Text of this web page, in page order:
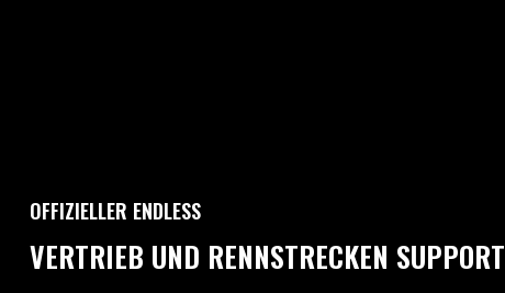
OFFIZIELLER ENDLESS
VERTRIEB UND RENNSTRECKEN SUPPORT